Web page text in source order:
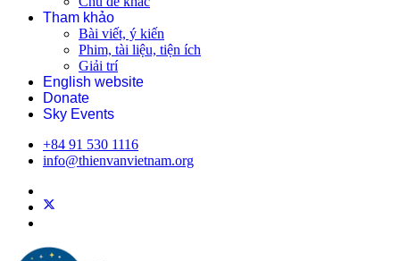
Tham khảo
Bài viết, ý kiến
Phim, tài liệu, tiện ích
Giải trí
English website
Donate
Sky Events
+84 91 530 1116
info@thienvanvietnam.org